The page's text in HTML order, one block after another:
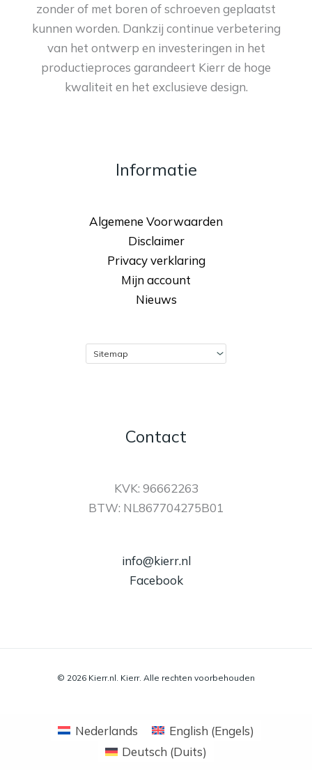
zonder of met boren of schroeven geplaatst
kunnen worden. Dankzij continue verbetering
van het ontwerp en investeringen in het
productieproces garandeert Kierr de hoge
kwaliteit en het exclusieve design.
Informatie
Algemene Voorwaarden
Disclaimer
Privacy verklaring
Mijn account
Nieuws
Contact
KVK: 96662263
BTW: NL867704275B01
info@kierr.nl
Facebook
© 2026 Kierr.nl. Kierr. Alle rechten voorbehouden
Nederlands English (Engels)
Deutsch (Duits)